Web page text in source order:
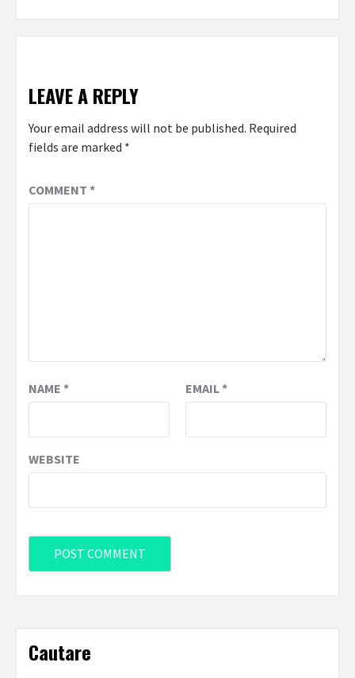
LEAVE A REPLY
Your email address will not be published. Required
fields are marked *
COMMENT *
NAME * EMAIL*
WEBSITE
Cautare